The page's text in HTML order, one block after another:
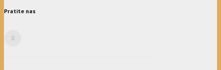
Pratite nas